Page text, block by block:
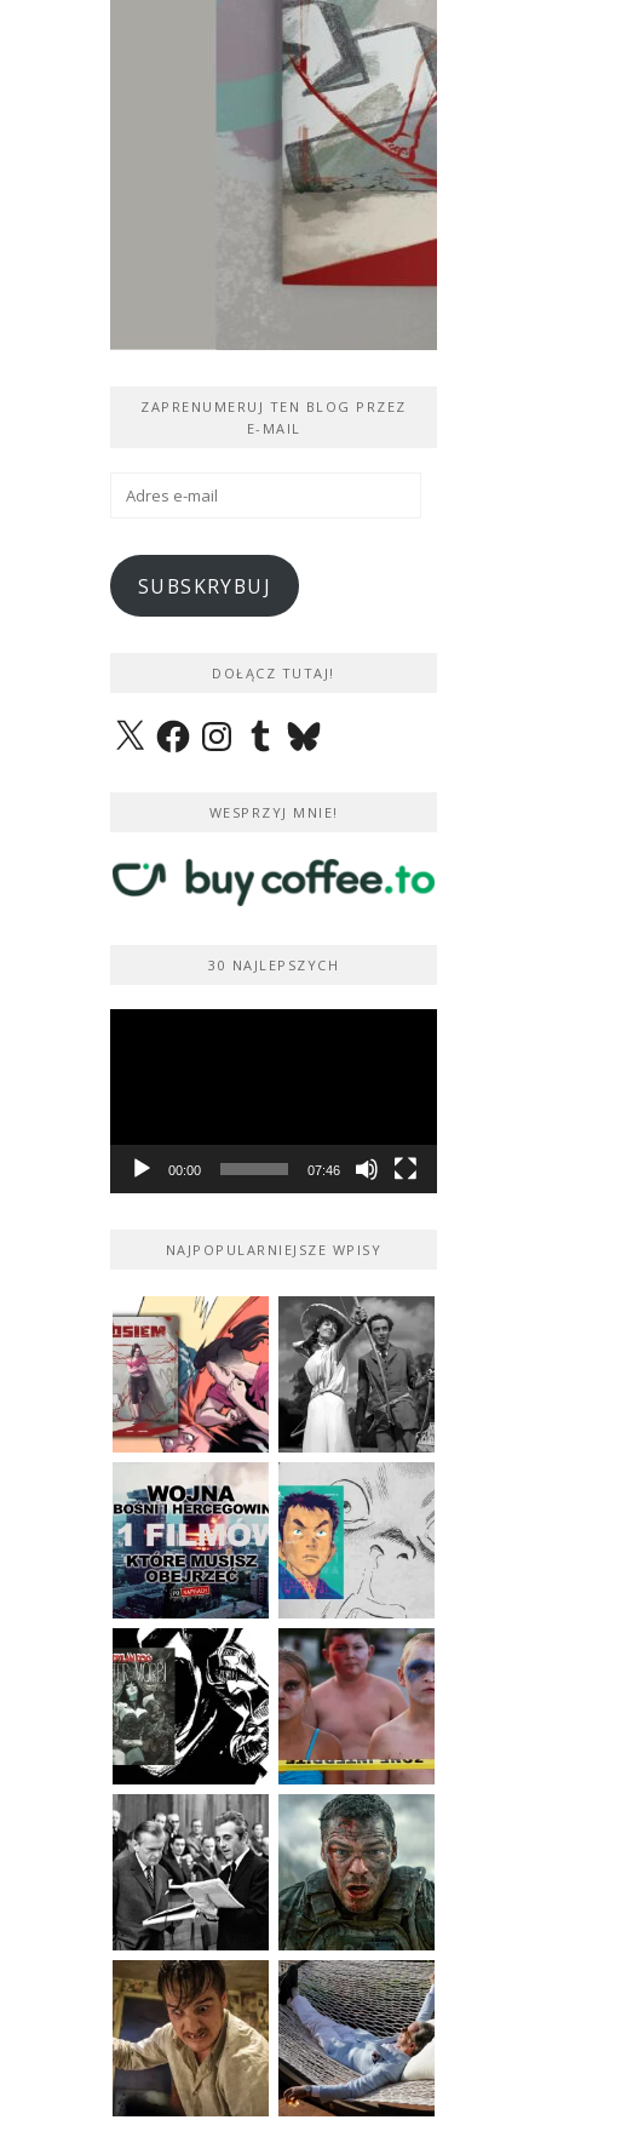
ZAPRENUMERUJ TEN BLOG PRZEZ
E-MAIL
Adres
SUBSKRYBUJ
DOŁĄCZ TUTAJ!
X FacebookInstagramTumblrBluesky
WESPRZYJ MNIE!
30 NAJLEPSZYCH
00:00 07:46
NAJPOPULARNIEJSZE WPISY